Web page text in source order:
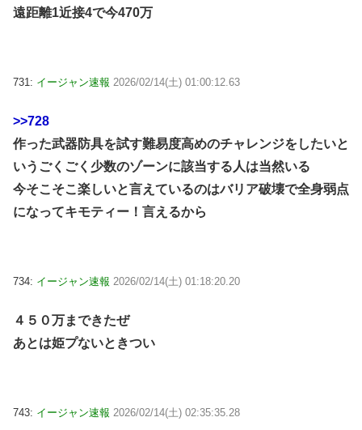
遠距離1近接4で今470万
731: イージャン速報 2026/02/14(土) 01:00:12.63
>>728
作った武器防具を試す難易度高めのチャレンジをしたいと
いうごくごく少数のゾーンに該当する人は当然いる
今そこそこ楽しいと言えているのはバリア破壊で全身弱点
になってキモティー！言えるから
734: イージャン速報 2026/02/14(土) 01:18:20.20
４５０万まできたぜ
あとは姫プないときつい
743: イージャン速報 2026/02/14(土) 02:35:35.28